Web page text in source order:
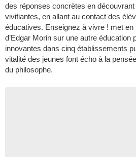
des réponses concrètes en
vivifiantes, en allant au contact des
éducatives. Enseignez à vivre ! met
d’Edgar Morin sur une autre éducation
innovantes dans cinq établissements
vitalité des jeunes font écho à la
du philosophe.